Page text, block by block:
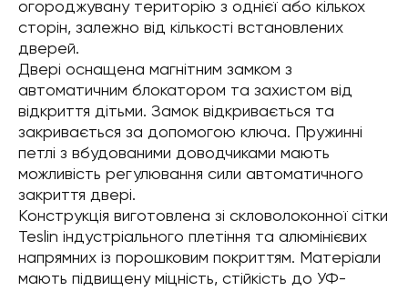
огороджувану територію з однієї або кількох
сторін, залежно від кількості встановлених
дверей.
Двері оснащена магнітним замком з
автоматичним блокатором та захистом від
відкриття дітьми. Замок відкривається та
закривається за допомогою ключа. Пружинні
петлі з вбудованими доводчиками мають
можливість регулювання сили автоматичного
закриття двері.
Конструкція виготовлена зі скловолоконної сітки
Teslin індустріального плетіння та алюмінієвих
напрямних із порошковим покриттям. Матеріали
мають підвищену міцність, стійкість до УФ-